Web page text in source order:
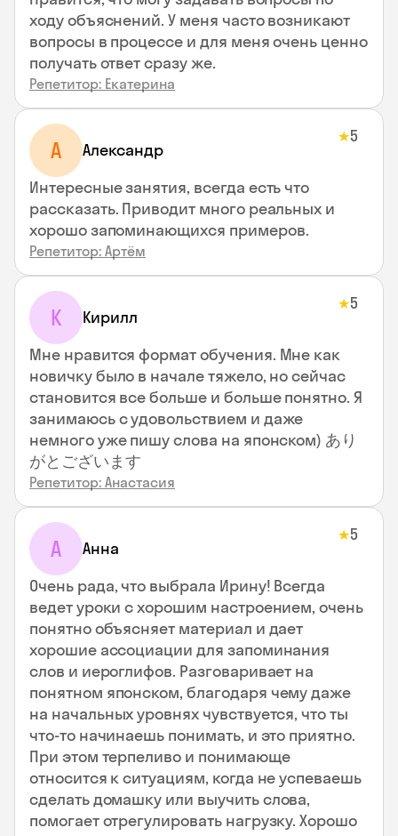
ходу объяснений. У меня часто возникают
вопросы в процессе и для меня очень ценно
получать ответ сразу же.
Репетитор: Екатерина
А Александр
★5
Интересные занятия, всегда есть что
рассказать. Приводит много реальных и
хорошо запоминающихся примеров.
Репетитор: Артём
К Кирилл
★5
Мне нравится формат обучения. Мне как
новичку было в начале тяжело, но сейчас
становится все больше и больше понятно. Я
занимаюсь с удовольствием и даже
немного уже пишу слова на японском) あり
がとございます
Репетитор: Анастасия
А Анна
★5
Очень рада, что выбрала Ирину! Всегда
ведет уроки с хорошим настроением, очень
понятно объясняет материал и дает
хорошие ассоциации для запоминания
слов и иероглифов. Разговаривает на
понятном японском, благодаря чему даже
на начальных уровнях чувствуется, что ты
что-то начинаешь понимать, и это приятно.
При этом терпеливо и понимающе
относится к ситуациям, когда не успеваешь
сделать домашку или выучить слова,
помогает отрегулировать нагрузку. Хорошо